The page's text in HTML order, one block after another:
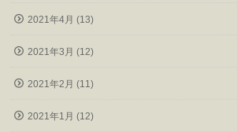
2021年4月 (13)
2021年3月 (12)
2021年2月 (11)
2021年1月 (12)